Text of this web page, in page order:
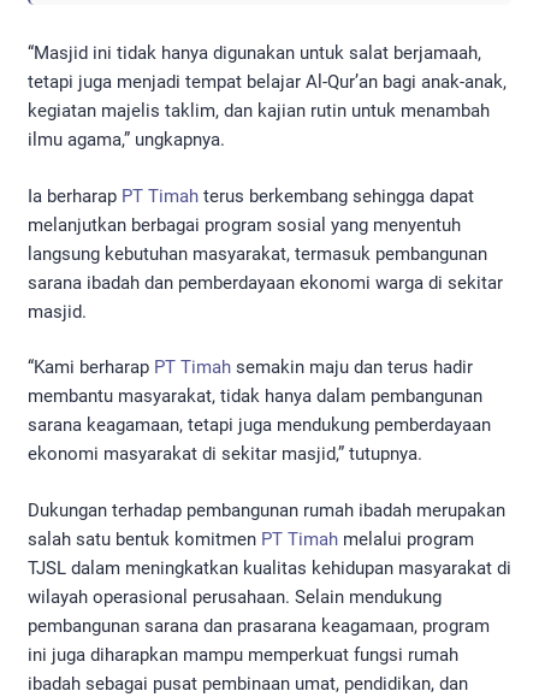
“Masjid ini tidak hanya digunakan untuk salat berjamaah,
tetapi juga menjadi tempat belajar Al-Qur’an bagi anak-anak,
kegiatan majelis taklim, dan kajian rutin untuk menambah
ilmu agama,” ungkapnya.
Ia berharap PT Timah terus berkembang sehingga dapat
melanjutkan berbagai program sosial yang menyentuh
langsung kebutuhan masyarakat, termasuk pembangunan
sarana ibadah dan pemberdayaan ekonomi warga di sekitar
masjid.
“Kami berharap PT Timah semakin maju dan terus hadir
membantu masyarakat, tidak hanya dalam pembangunan
sarana keagamaan, tetapi juga mendukung pemberdayaan
ekonomi masyarakat di sekitar masjid,” tutupnya.
Dukungan terhadap pembangunan rumah ibadah merupakan
salah satu bentuk komitmen PT Timah melalui program
TJSL dalam meningkatkan kualitas kehidupan masyarakat di
wilayah operasional perusahaan. Selain mendukung
pembangunan sarana dan prasarana keagamaan, program
ini juga diharapkan mampu memperkuat fungsi rumah
ibadah sebagai pusat pembinaan umat, pendidikan, dan